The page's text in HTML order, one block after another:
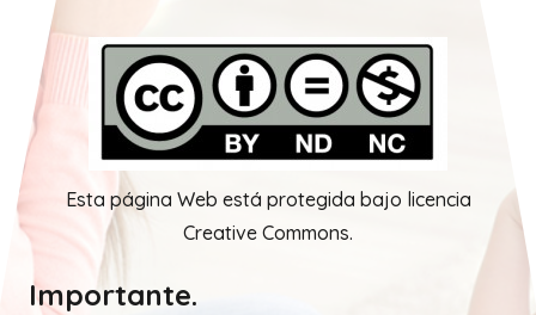
Esta página Web está protegida bajo licencia
Creative Commons.
Importante.